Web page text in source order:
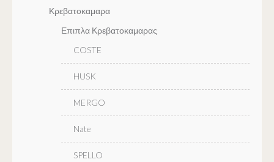
Κρεβατοκαμαρα
Επιπλα Κρεβατοκαμαρας
COSTE
HUSK
MERGO
Nate
SPELLO